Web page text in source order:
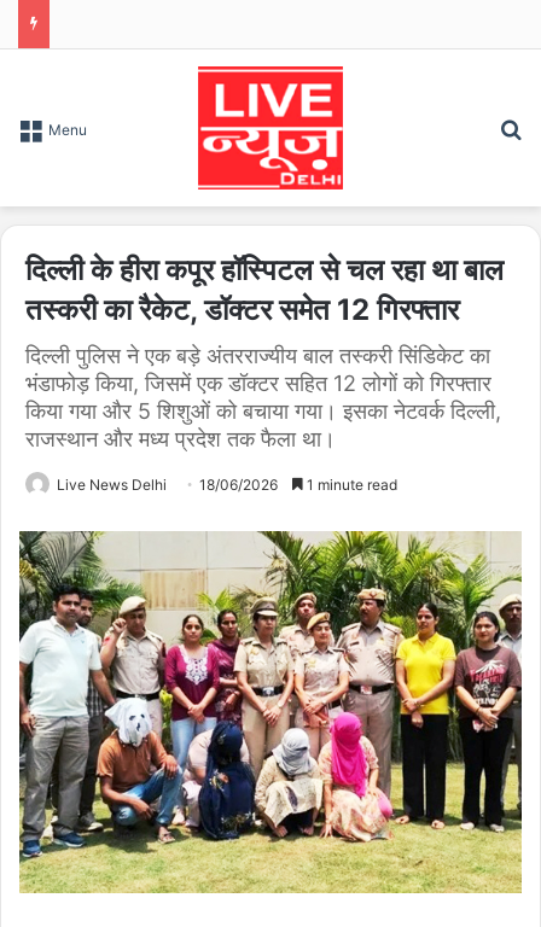
Menu
दिल्ली के हीरा कपूर हॉस्पिटल से चल रहा था बाल
तस्करी का रैकेट, डॉक्टर समेत 12 गिरफ्तार
दिल्ली पुलिस ने एक बड़े अंतरराज्यीय बाल तस्करी सिंडिकेट का
भंडाफोड़ किया, जिसमें एक डॉक्टर सहित 12 लोगों को गिरफ्तार
किया गया और 5 शिशुओं को बचाया गया। इसका नेटवर्क दिल्ली,
राजस्थान और मध्य प्रदेश तक फैला था।
Live News Delhi 18/06/2026 1 minute read